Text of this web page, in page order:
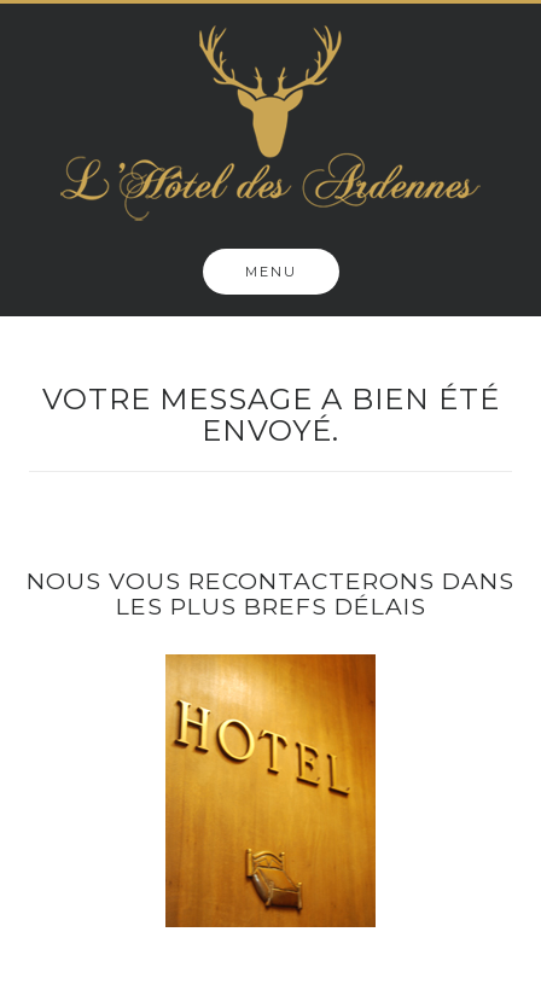
MENU
VOTRE MESSAGE A BIEN ÉTÉ
ENVOYÉ.
NOUS VOUS RECONTACTERONS DANS
LES PLUS BREFS DÉLAIS